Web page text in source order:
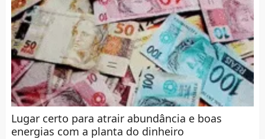
Lugar certo para atrair abundância e boas
energias com a planta do dinheiro